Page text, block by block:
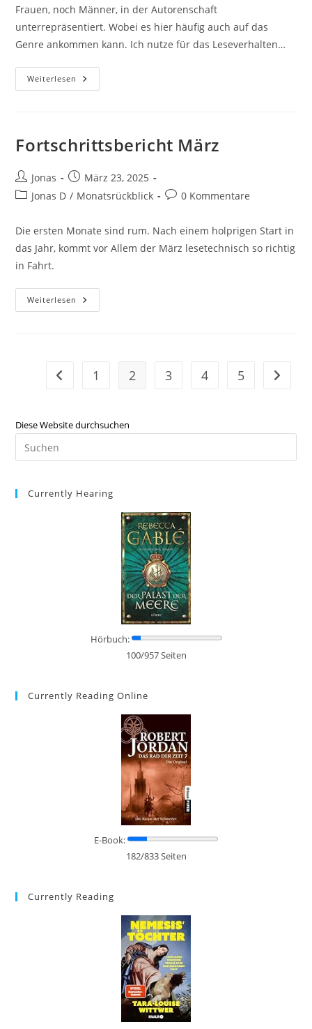
Frauen, noch Männer, in der Autorenschaft
unterrepräsentiert. Wobei es hier häufig auch auf das
Genre ankommen kann. Ich nutze für das Leseverhalten…
Weiterlesen
Fortschrittsbericht März
Jonas
März 23, 2025
Jonas D / Monatsrückblick 0 Kommentare
Die ersten Monate sind rum. Nach einem holprigen Start in
das Jahr, kommt vor Allem der März lesetechnisch so richtig
in Fahrt.
Weiterlesen
1 2 3 4 5
Diese Website durchsuchen
Currently Hearing
Hörbuch:
100/957 Seiten
Currently Reading Online
E-Book:
182/833 Seiten
Currently Reading